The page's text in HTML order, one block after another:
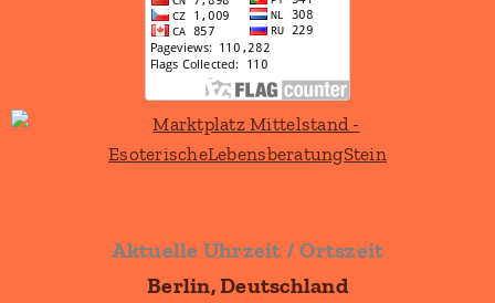
Aktuelle Uhrzeit / Ortszeit
Berlin, Deutschland